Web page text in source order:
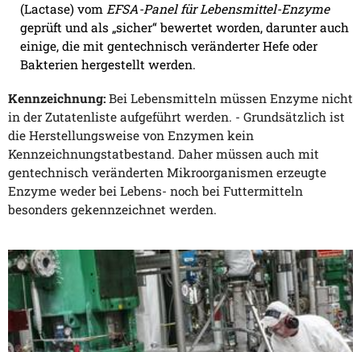
(Lactase) vom EFSA-Panel für Lebensmittel-Enzyme
geprüft und als „sicher“ bewertet worden, darunter auch
einige, die mit gentechnisch veränderter Hefe oder
Bakterien hergestellt werden.
Kennzeichnung: Bei Lebensmitteln müssen Enzyme nicht
in der Zutatenliste aufgeführt werden. - Grundsätzlich ist
die Herstellungsweise von Enzymen kein
Kennzeichnungstatbestand. Daher müssen auch mit
gentechnisch veränderten Mikroorganismen erzeugte
Enzyme weder bei Lebens- noch bei Futtermitteln
besonders gekennzeichnet werden.